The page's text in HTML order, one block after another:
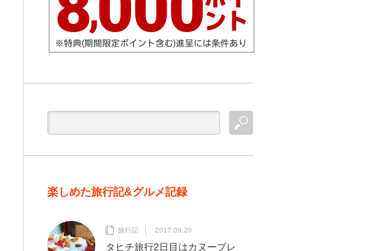
楽しめた旅行記&グルメ記録
旅行記 2017.09.20
タヒチ旅行2日目はカヌーブレ